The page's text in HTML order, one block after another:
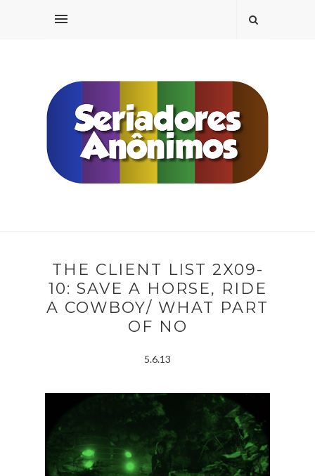
THE CLIENT LIST 2X09-
10: SAVE A HORSE, RIDE
A COWBOY/ WHAT PART
OF NO
5.6.13